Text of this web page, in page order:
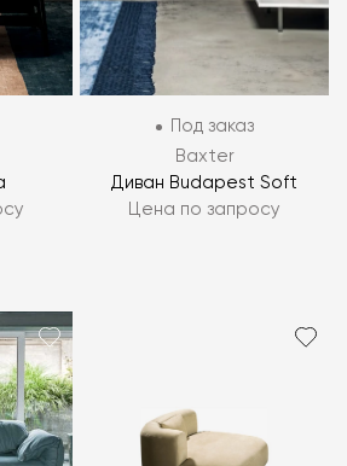
Под заказ
Baxter
Диван Budapest Soft
Цена по запросу